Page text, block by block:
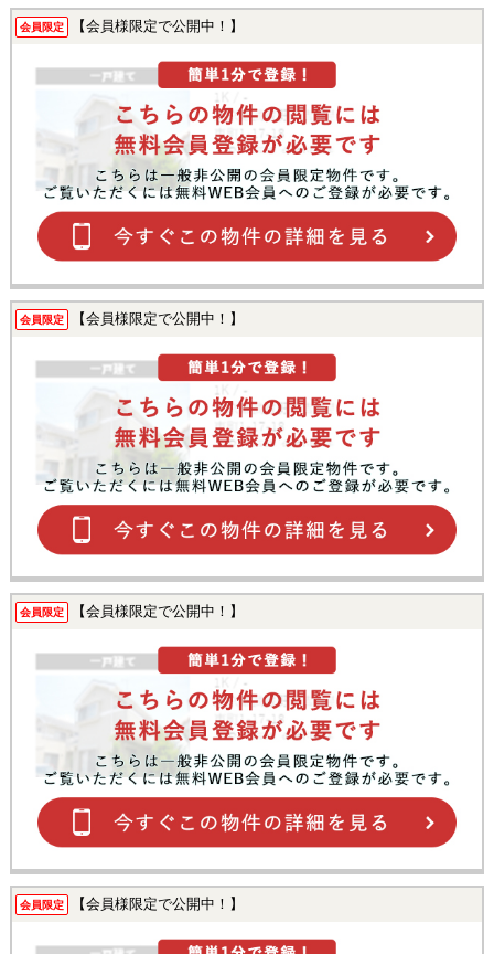
会員限定 【会員様限定で公開中！】
会員限定 【会員様限定で公開中！】
会員限定 【会員様限定で公開中！】
会員限定 【会員様限定で公開中！】